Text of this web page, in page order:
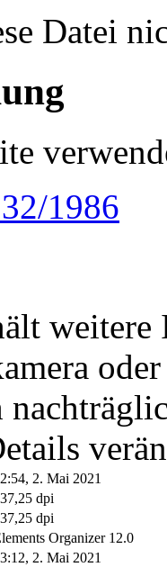
Datei
1986
2. Mai 2021
dpi
dpi
Organizer 12.0
2. Mai 2021